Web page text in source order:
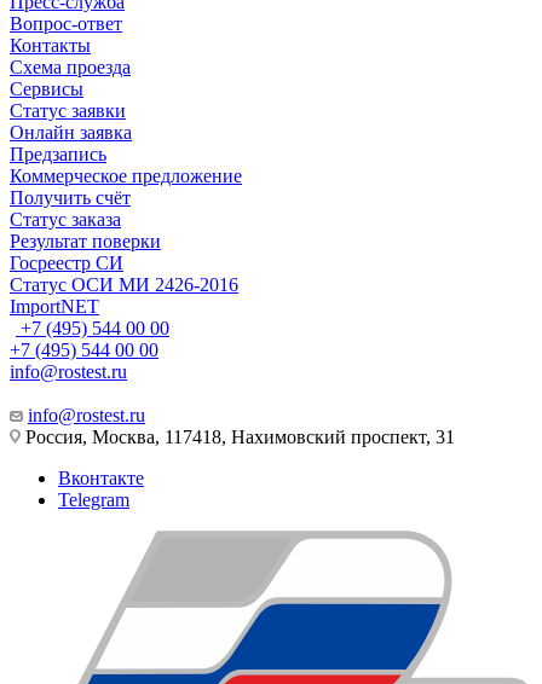
Вопрос-ответ
Контакты
Схема проезда
Сервисы
Статус заявки
Онлайн заявка
Предзапись
Коммерческое предложение
Получить счёт
Статус заказа
Результат поверки
Госреестр СИ
Статус ОСИ МИ 2426-2016
ImportNET
+7 (495) 544 00 00
+7 (495) 544 00 00
info@rostest.ru
info@rostest.ru
Россия, Москва, 117418, Нахимовский проспект, 31
Вконтакте
Telegram